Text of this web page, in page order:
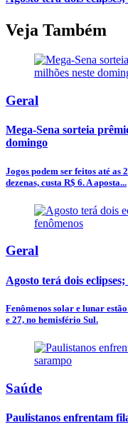
Veja Também
Geral
Mega-Sena sorteia
domingo
Jogos podem ser feitos até as
dezenas, custa R$ 6. A aposta...
Geral
Agosto terá dois
Fenômenos solar e lunar
e 27, no hemisfério Sul.
Saúde
Paulistanos enfrentam